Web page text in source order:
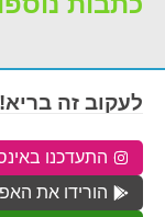
לעקוב זה בריא!
התעדכנו
הורידו את